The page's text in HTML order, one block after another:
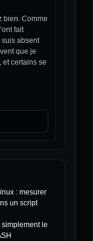
bien. Comme
fait
suis absent
que je
et certains se
: mesurer
un script
le